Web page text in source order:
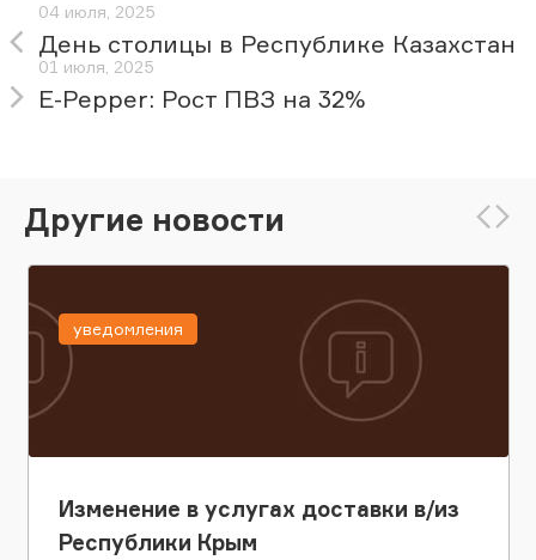
04 июля, 2025
День столицы в Республике Казахстан
01 июля, 2025
E-Pepper: Рост ПВЗ на 32%
Другие новости
Изменение в услугах доставки в/из
Республики Крым
уведомления